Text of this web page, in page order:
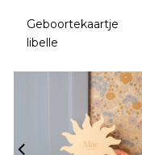
Geboortekaartje
libelle